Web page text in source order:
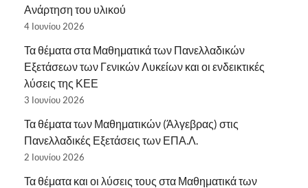
Ανάρτηση του υλικού
4 Ιουνίου 2026
Τα θέματα στα Μαθηματικά των Πανελλαδικών
Εξετάσεων των Γενικών Λυκείων και οι ενδεικτικές
λύσεις της ΚΕΕ
3 Ιουνίου 2026
Τα θέματα των Μαθηματικών (Άλγεβρας) στις
Πανελλαδικές Εξετάσεις των ΕΠΑ.Λ.
2 Ιουνίου 2026
Τα θέματα και οι λύσεις τους στα Μαθηματικά των